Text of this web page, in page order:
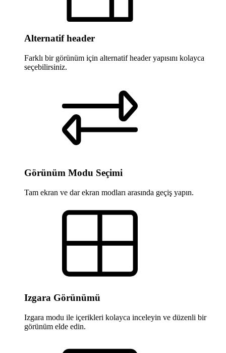
Alternatif header
Farklı bir görünüm için alternatif header yapısını kolayca
seçebilirsiniz.
Görünüm Modu Seçimi
Tam ekran ve dar ekran modları arasında geçiş yapın.
Izgara Görünümü
Izgara modu ile içerikleri kolayca inceleyin ve düzenli bir
görünüm elde edin.